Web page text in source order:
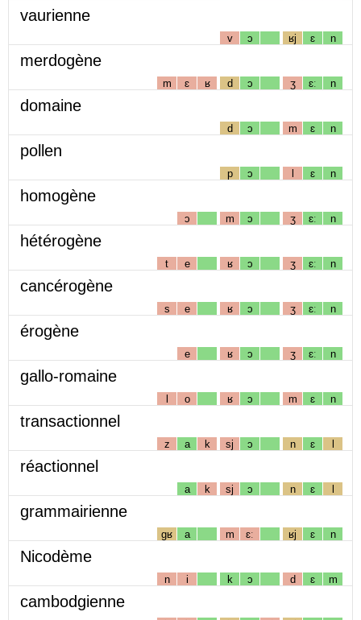
vaurienne
v ɔ ʁj ɛ n
merdogène
m ɛ ʁ d ɔ ʒ ɛː n
domaine
d ɔ m ɛ n
pollen
p ɔ l ɛ n
homogène
ɔ m ɔ ʒ ɛː n
hétérogène
t e ʁ ɔ ʒ ɛː n
cancérogène
s e ʁ ɔ ʒ ɛː n
érogène
e ʁ ɔ ʒ ɛː n
gallo-romaine
l o ʁ ɔ m ɛ n
transactionnel
z a k sj ɔ n ɛ l
réactionnel
a k sj ɔ n ɛ l
grammairienne
gʁ a m ɛː ʁj ɛ n
Nicodème
n i k ɔ d ɛ m
cambodgienne